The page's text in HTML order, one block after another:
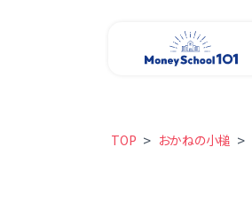
TOP > おかねの小槌 >